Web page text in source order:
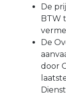
De
BTW
De
door